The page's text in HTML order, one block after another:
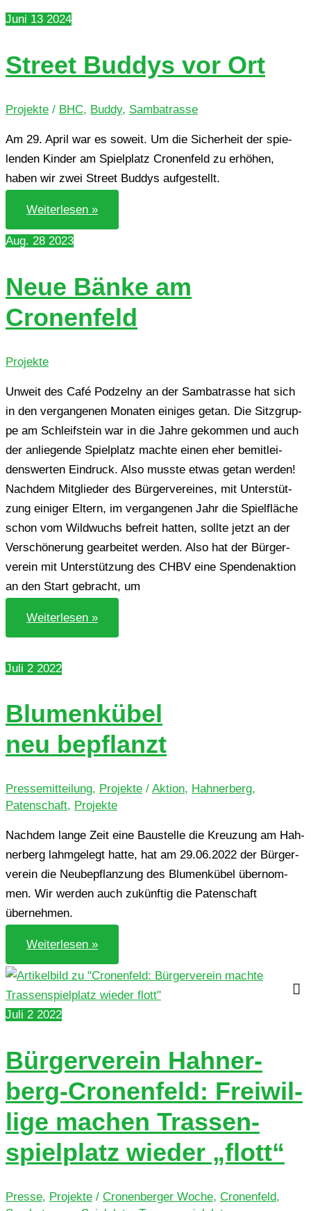
Juni 13 2024
Street Buddys vor Ort
Projekte / BHC, Buddy, Sambatrasse
Am 29. April war es soweit. Um die Sicher­heit der spie­
len­den Kinder am Spiel­platz Cro­nen­feld zu erhö­hen,
haben wir zwei Street Buddys aufgestellt.
Street
Buddys
vor Ort
Weiterlesen »
Aug. 28 2023
Neue Bänke am
Cronenfeld
Projekte
Unweit des Café Pod­zel­ny an der Sam­ba­tras­se hat sich
in den ver­gan­ge­nen Mona­ten eini­ges getan. Die Sitz­grup­
pe am Schleif­stein war in die Jahre gekom­men und auch
der anlie­gen­de Spiel­platz machte einen eher bemit­lei­
dens­wer­ten Ein­druck. Also musste etwas getan werden!
Nach­dem Mit­glie­der des Bür­ger­ver­ei­nes, mit Unter­stüt­
zung eini­ger Eltern, im ver­gan­ge­nen Jahr die Spiel­flä­che
schon vom Wild­wuchs befreit hatten, sollte jetzt an der
Ver­schö­ne­rung gear­bei­tet werden. Also hat der Bür­ger­
ver­ein mit Unter­stüt­zung des CHBV eine Spen­den­ak­ti­on
an den Start gebracht, um
Neue
Bänke
am
Weiterlesen »
Juli 2 2022
Blu­men­kü­bel
neu bepflanzt
Pressemitteilung, Projekte / Aktion, Hahnerberg,
Patenschaft, Projekte
Nach­dem lange Zeit eine Bau­stel­le die Kreu­zung am Hah­
ner­berg lahm­ge­legt hatte, hat am 29.06.2022 der Bür­ger­
ver­ein die Neu­be­pflan­zung des Blu­men­kü­bel über­nom­
men. Wir werden auch zukünf­tig die Paten­schaft
übernehmen.
Blu­
men­
kü­
bel
neu bepflanzt
Weiterlesen »
Juli 2 2022
Bür­ger­ver­ein Hah­ner­
berg-Cro­nen­feld: Frei­wil­
li­ge machen Tras­sen­
spiel­platz wieder „flott“
Presse, Projekte / Cronenberger Woche, Cronenfeld,